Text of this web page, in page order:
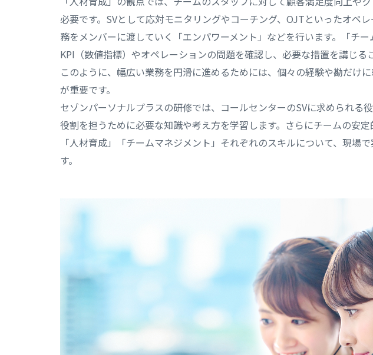
必要です。SVとして応対モニタリングやコーチング、OJTといったオペ
務をメンバーに渡していく「エンパワーメント」などを行います。「チ
KPI（数値指標）やオペレーションの問題を確認し、必要な措置を講じる
このように、幅広い業務を円滑に進めるためには、個々の経験や勘だけ
が重要です。
セゾンパーソナルプラスの研修では、コールセンターのSVに求められる
役割を担うために必要な知識や考え方を学習します。さらにチームの安
「人材育成」「チームマネジメント」それぞれのスキルについて、現場
す。